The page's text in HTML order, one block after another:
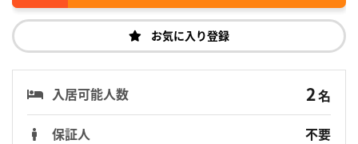
お気に入り登録
入居可能人数 2名
保証人
不要